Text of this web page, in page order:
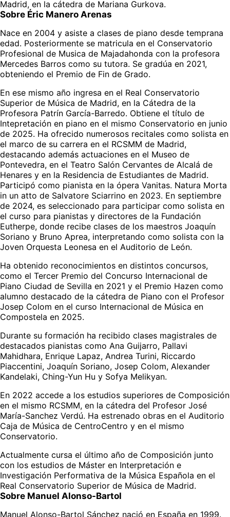
Madrid, en la cátedra de Mariana Gurkova.
Sobre Éric Manero Arenas
Nace en 2004 y asiste a clases de piano desde temprana
edad. Posteriormente se matricula en el Conservatorio
Profesional de Musica de Majadahonda con la profesora
Mercedes Barros como su tutora. Se gradúa en 2021,
obteniendo el Premio de Fin de Grado.
En ese mismo año ingresa en el Real Conservatorio
Superior de Música de Madrid, en la Cátedra de la
Profesora Patrín García-Barredo. Obtiene el título de
Intepretación en piano en el mismo Conservatorio en junio
de 2025. Ha ofrecido numerosos recitales como solista en
el marco de su carrera en el RCSMM de Madrid,
destacando además actuaciones en el Museo de
Pontevedra, en el Teatro Salón Cervantes de Alcalá de
Henares y en la Residencia de Estudiantes de Madrid.
Participó como pianista en la ópera Vanitas. Natura Morta
in un atto de Salvatore Sciarrino en 2023. En septiembre
de 2024, es seleccionado para participar como solista en
el curso para pianistas y directores de la Fundación
Eutherpe, donde recibe clases de los maestros Joaquín
Soriano y Bruno Aprea, interpretando como solista con la
Joven Orquesta Leonesa en el Auditorio de León.
Ha obtenido reconocimientos en distintos concursos,
como el Tercer Premio del Concurso Internacional de
Piano Ciudad de Sevilla en 2021 y el Premio Hazen como
alumno destacado de la cátedra de Piano con el Profesor
Josep Colom en el curso Internacional de Música en
Compostela en 2025.
Durante su formación ha recibido clases magistrales de
destacados pianistas como Ana Guijarro, Pallavi
Mahidhara, Enrique Lapaz, Andrea Turini, Riccardo
Piaccentini, Joaquín Soriano, Josep Colom, Alexander
Kandelaki, Ching-Yun Hu y Sofya Melikyan.
En 2022 accede a los estudios superiores de Composición
en el mismo RCSMM, en la cátedra del Profesor José
María-Sanchez Verdú. Ha estrenado obras en el Auditorio
Caja de Música de CentroCentro y en el mismo
Conservatorio.
Actualmente cursa el último año de Composición junto
con los estudios de Máster en Interpretación e
Investigación Performativa de la Música Española en el
Real Conservatorio Superior de Música de Madrid.
Sobre Manuel Alonso-Bartol
Manuel Alonso-Bartol Sánchez nació en España en 1999.